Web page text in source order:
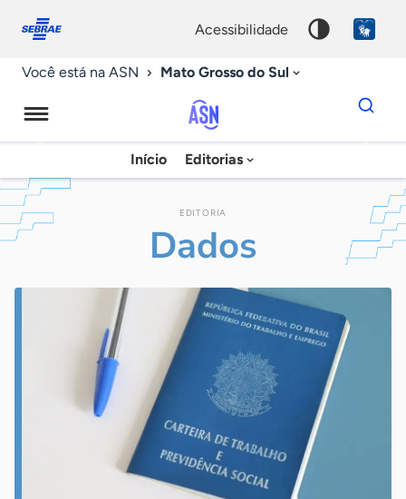
conosco
acessibilidade
Você está na ASN Mato Grosso do Sul
Agência
Sebrae
de
Notícias
Início Editorias
Dados
para
chave
EDITORIA
Dados